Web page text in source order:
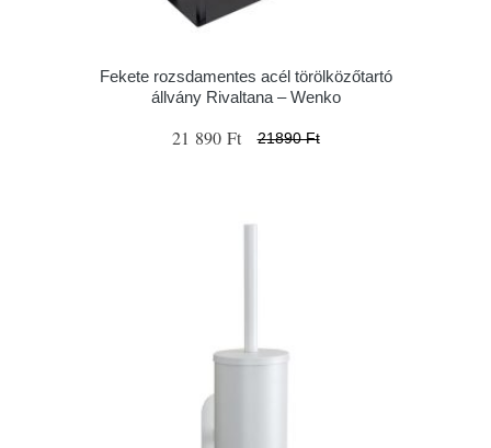
Fekete rozsdamentes acél törölközőtartó
állvány Rivaltana – Wenko
21 890 Ft 21890 Ft